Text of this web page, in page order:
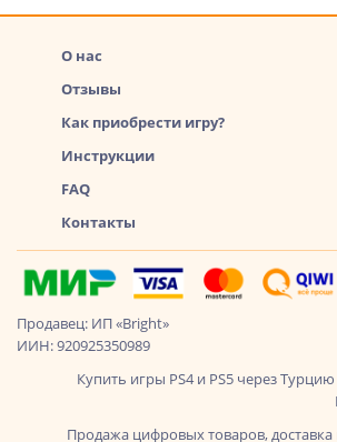
О нас
Отзывы
Как приобрести игру?
Инструкции
FAQ
Контакты
Продавец: ИП «Bright»
ИИН: 920925350989
Купить игры PS4 и PS5 через
Продажа цифровых товаров,